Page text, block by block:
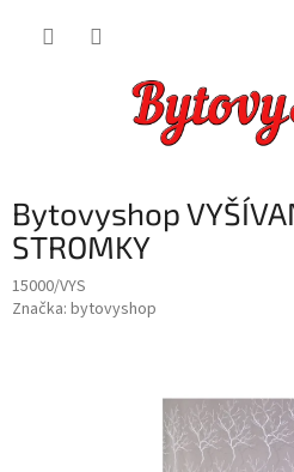
Bytovyshop
STROMKY
15000/VYS
Značka: bytovyshop